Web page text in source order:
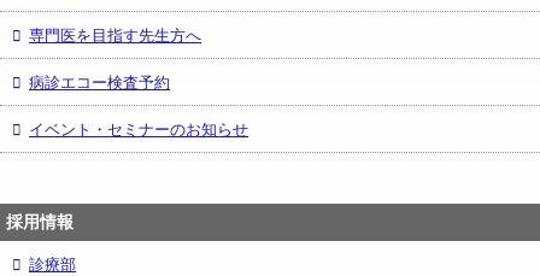
専門医を目指す先生方へ
病診エコー検査予約
イベント・セミナーのお知らせ
採用情報
診療部